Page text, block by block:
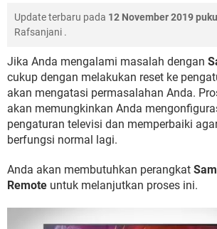
Lupa Password Gmail WiFi Tidak
ENSIKLOPEDIA
Front Office dan Back Office OOP - Data
Jenis-jenis Network atau Jaringan
Update terbaru pada 12 November 2019
Rafsanjani .
Jika Anda mengalami masalah dengan
cukup dengan melakukan reset ke
akan mengatasi permasalahan Anda.
akan memungkinkan Anda
pengaturan televisi dan memperbaiki
berfungsi normal lagi.
Anda akan membutuhkan perangkat
Remote untuk melanjutkan proses ini.